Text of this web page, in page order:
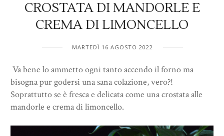
CROSTATA DI MANDORLE E
CREMA DI LIMONCELLO
MARTEDÌ 16 AGOSTO 2022
Va bene lo ammetto ogni tanto accendo il forno ma
bisogna pur godersi una sana colazione, vero?!
Soprattutto se è fresca e delicata come una crostata alle
mandorle e crema di limoncello.